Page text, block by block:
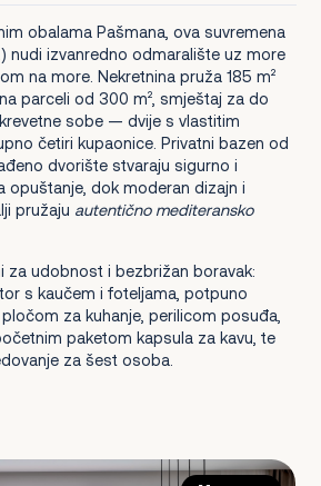
obalama Pašmana, ova suvremena
nudi izvanredno odmaralište uz more
na more. Nekretnina pruža 185 m²
parceli od 300 m², smještaj za do
sobe — dvije s vlastitim
četiri kupaonice. Privatni bazen od
dvorište stvaraju sigurno i
opuštanje, dok moderan dizajn i
pružaju autentično mediteransko
za udobnost i bezbrižan boravak:
s kaučem i foteljama, potpuno
za kuhanje, perilicom posuđa,
paketom kapsula za kavu, te
za šest osoba.